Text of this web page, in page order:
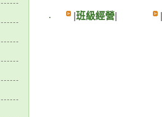
.
班級經營